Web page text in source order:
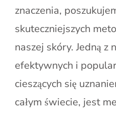
znaczenia,
skuteczniejszych
naszej skóry. Jedną z
efektywnych i
cieszących się
całym świecie, jest